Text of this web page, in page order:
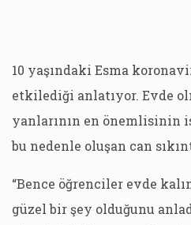
10 yaşındaki Esma
etkilediği anlatıyor. Evde
yanlarının en önemlisinin
bu nedenle oluşan can
“Bence öğrenciler evde
güzel bir şey olduğunu